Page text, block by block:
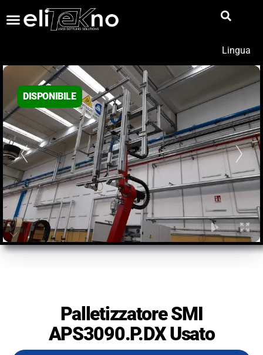
Lingua
DISPONIBILE
Palletizzatore SMI
APS3090.P.DX Usato